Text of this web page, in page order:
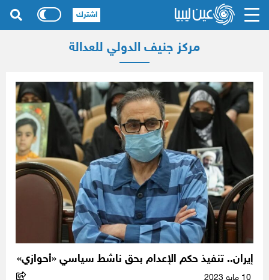
مركز جنيف الدولي للعدالة
إيران.. تنفيذ حكم الإعدام بحق ناشط سياسي «أحوازي»
اشترك